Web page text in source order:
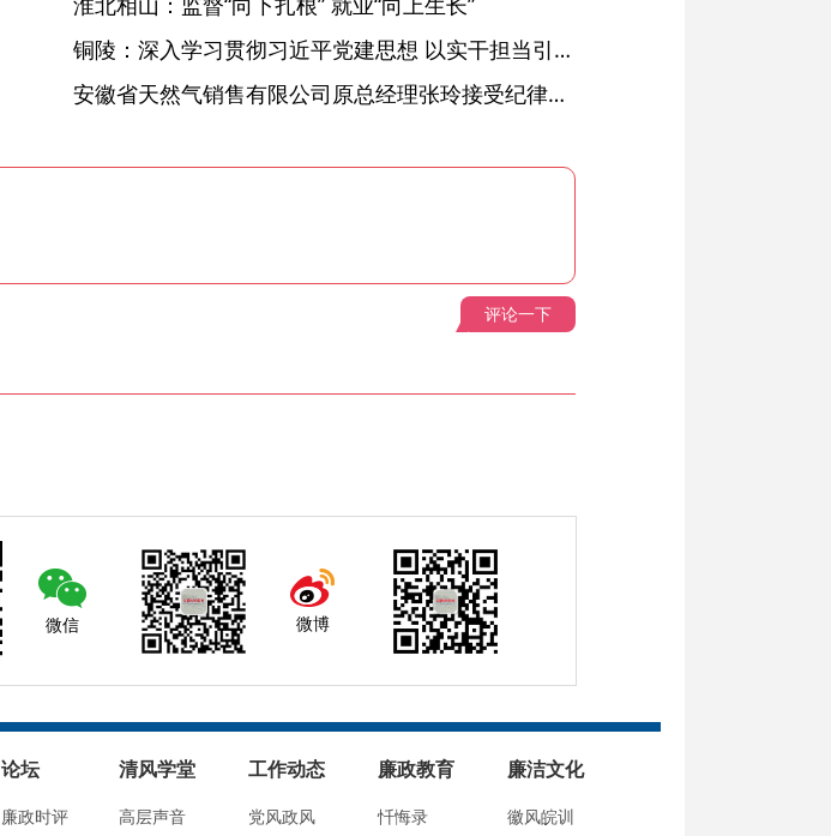
铜陵：深入学习贯彻习近平党建思想 以实干担当引领纪检监察工作高质量发展
安徽省天然气销售有限公司原总经理张玲接受纪律审查和监察调查
评论一下
微信 微博
论坛
廉政时评
清风学堂
高层声音
工作动态
党风政风
廉政教育
忏悔录
廉洁文化
徽风皖训